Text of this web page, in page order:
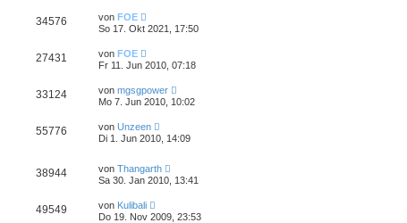
34576 von FOE
So 17. Okt 2021, 17:50
27431 von FOE
Fr 11. Jun 2010, 07:18
33124 von mgsgpower
Mo 7. Jun 2010, 10:02
55776 von Unzeen
Di 1. Jun 2010, 14:09
38944 von Thangarth
Sa 30. Jan 2010, 13:41
49549 von Kulibali
Do 19. Nov 2009, 23:53